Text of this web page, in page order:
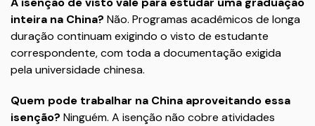
inteira na China? Não. Programas acadêmicos de longa
duração continuam exigindo o visto de estudante
correspondente, com toda a documentação exigida
pela universidade chinesa.
Quem pode trabalhar na China aproveitando essa
isenção? Ninguém. A isenção não cobre atividades